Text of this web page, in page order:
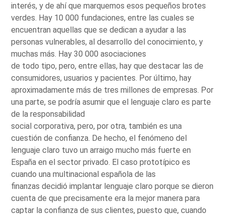
interés, y de ahí que marquemos esos pequeños brotes
verdes. Hay 10 000 fundaciones, entre las cuales se
encuentran aquellas que se dedican a ayudar a las
personas vulnerables, al desarrollo del conocimiento, y
muchas más. Hay 30 000 asociaciones
de todo tipo, pero, entre ellas, hay que destacar las de
consumidores, usuarios y pacientes. Por último, hay
aproximadamente más de tres millones de empresas. Por
una parte, se podría asumir que el lenguaje claro es parte
de la responsabilidad
social corporativa, pero, por otra, también es una
cuestión de confianza. De hecho, el fenómeno del
lenguaje claro tuvo un arraigo mucho más fuerte en
España en el sector privado. El caso prototípico es
cuando una multinacional española de las
finanzas decidió implantar lenguaje claro porque se dieron
cuenta de que precisamente era la mejor manera para
captar la confianza de sus clientes, puesto que, cuando